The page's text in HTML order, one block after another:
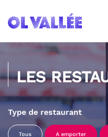
LES
Type de restaurant
Tous A emporter